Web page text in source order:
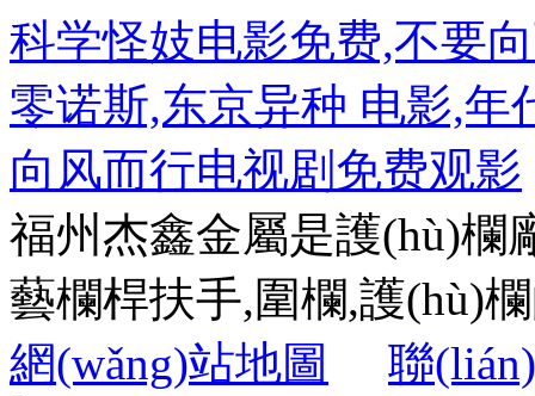
科学怪妓电影免费,不要
零诺斯,东京异种 电影,年
向风而行电视剧免费观影
福州杰鑫金屬是護(hù)欄
藝欄桿扶手,圍欄,護(hù)
網(wǎng)站地圖
聯